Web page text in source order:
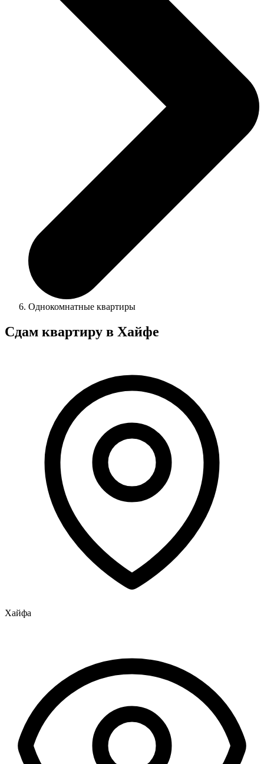
Однокомнатные квартиры
Сдам квартиру в Хайфе
Хайфа